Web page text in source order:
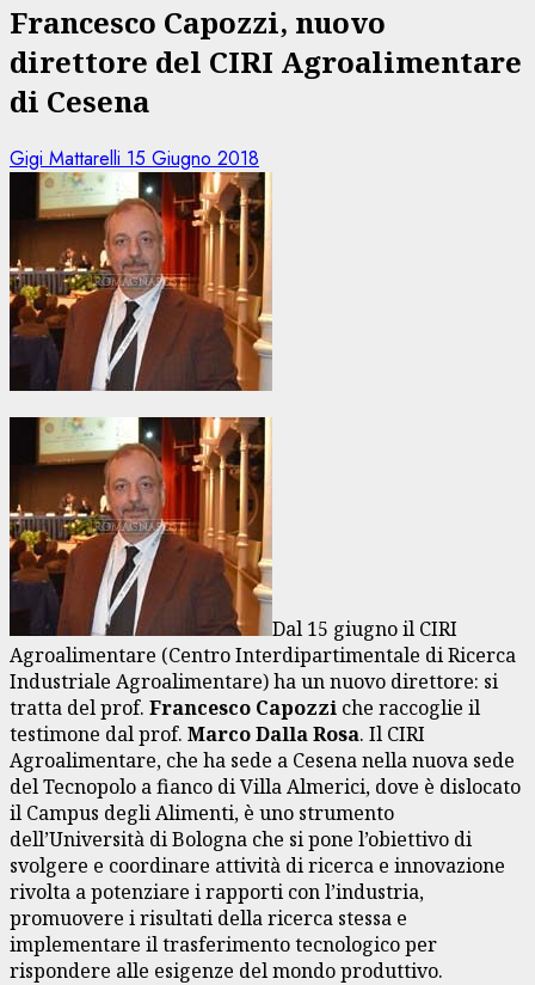
Francesco Capozzi, nuovo
direttore del CIRI Agroalimentare
di Cesena
Gigi Mattarelli 15 Giugno 2018
Dal 15 giugno il CIRI
Agroalimentare (Centro Interdipartimentale di Ricerca
Industriale Agroalimentare) ha un nuovo direttore: si
tratta del prof. Francesco Capozzi che raccoglie il
testimone dal prof. Marco Dalla Rosa. Il CIRI
Agroalimentare, che ha sede a Cesena nella nuova sede
del Tecnopolo a fianco di Villa Almerici, dove è dislocato
il Campus degli Alimenti, è uno strumento
dell’Università di Bologna che si pone l’obiettivo di
svolgere e coordinare attività di ricerca e innovazione
rivolta a potenziare i rapporti con l’industria,
promuovere i risultati della ricerca stessa e
implementare il trasferimento tecnologico per
rispondere alle esigenze del mondo produttivo.